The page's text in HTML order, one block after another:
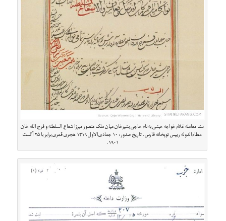
سند معامله غلام خواجه حبشی به نام حاجی بشیرخان میان ملک منصور میرزا شعاع السلطنه و فرج الله خان
عطاءالدوله رییس توپخانه فارس. تاریخ صدور: ۱۰ جمادی‌الاول ۱۳۱۹ هجری قمری برابر با ۲۵ آگست
۱۹۰۱.